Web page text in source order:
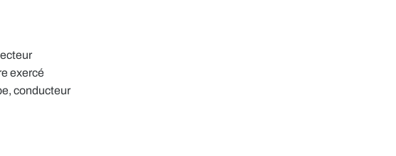
exercé
conducteur